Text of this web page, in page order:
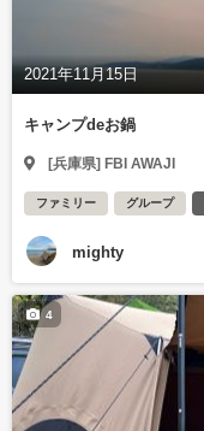
2021年11月15日
キャンプdeお鍋
[兵庫県] FBI AWAJI
ファミリー グループ
mighty
4